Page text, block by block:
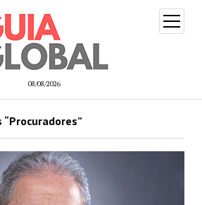
08/08/2026
open
menu